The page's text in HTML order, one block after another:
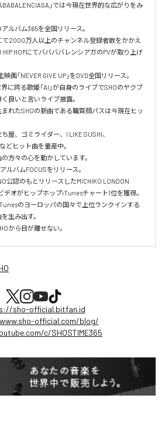
」では今現在世界的な広がりをみ
ルバム365を全国リリース。
2000万人以上のチャンネル登録者数をかかえ
HIP HOPにてババババレンシアガのPVが取り上げ
画「NEVER GIVE UP」をDVD全国リリース。
に誇る歌姫「AI」が自身のライブでSHOのヤクブ
良いと言いライブ披露。
れたSHOの新曲である職質顔パスは今現在ヒッ
屋、ゴミライダー、I LIKE SUSHI、
どヒット曲を量産中。
方々の心を動かしています。
ルバムFOCUSをリリース。
公認のもとリリースしたMICHIKO LONDON
デオがヒップホップiTunesチャート1位を獲得。
のヨーロッパの国々で上位ランクインする
生み出す。
から目が離せない。
sho-official.bitfan.id
official.com/blog/
c/SHOSTIME365